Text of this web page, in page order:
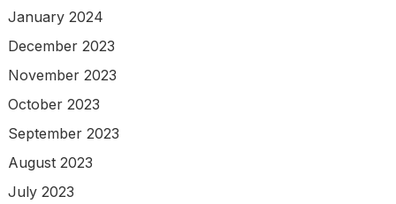
January 2024
December 2023
November 2023
October 2023
September 2023
August 2023
July 2023